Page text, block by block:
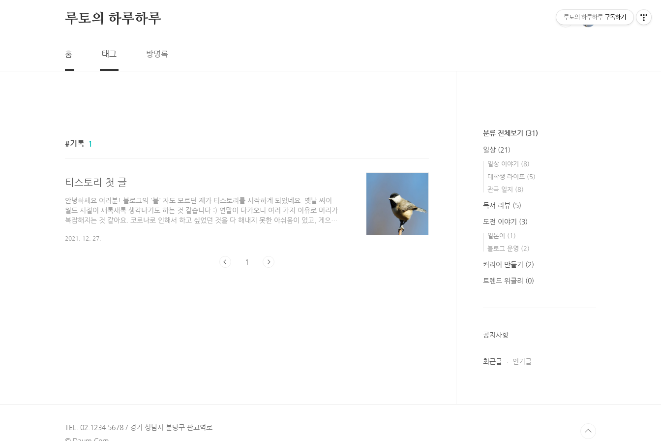
루토의 하루하루
홈 태그 방명록
기록 1
티스토리 첫 글
안녕하세요 여러분! 블로그의 '블' 자도 모르던 제가 티스토리를 시작하게 되었네요. 옛날 싸이
월드 시절이 새록새록 생각나기도 하는 것 같습니다 :) 연말이 다가오니 여러 가지 이유로 머리가
복잡해지는 것 같아요. 코로나로 인해서 하고 싶었던 것을 다 해내지 못한 아쉬움이 있고, 게으름
시간들이 머릿속에 그려지기도 합니다. 앞으로의 2022년을, 그리고 그를 넘어서 앞으로의 20대
알차고 후회 없는 1년을 보내셨나요? 아쉬움이 없다고 하면 거짓말이겠죠. 그래도 1년 차와는
2021. 12. 27.
1
분류 전체보기 (31)
일상 (21)
일상 이야기 (8)
대학생 라이프 (5)
관극 일지 (8)
독서 리뷰 (5)
도전 이야기 (3)
일본어 (1)
블로그 운영 (2)
커리어 만들기 (2)
트렌드 위클리 (0)
공지사항
최근글 인기글
TEL. 02.1234.5678 / 경기 성남시 분당구 판교역로
루토의 하루하루 구독하기